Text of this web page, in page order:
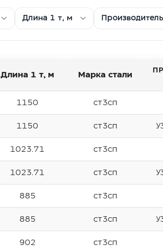
Длина 1 т, м Производитель
Длина 1 т, м Марка стали
1150 ст3сп
1150 ст3сп
1023.71 ст3сп
1023.71 ст3сп
885 ст3сп
885 ст3сп
902 ст3сп